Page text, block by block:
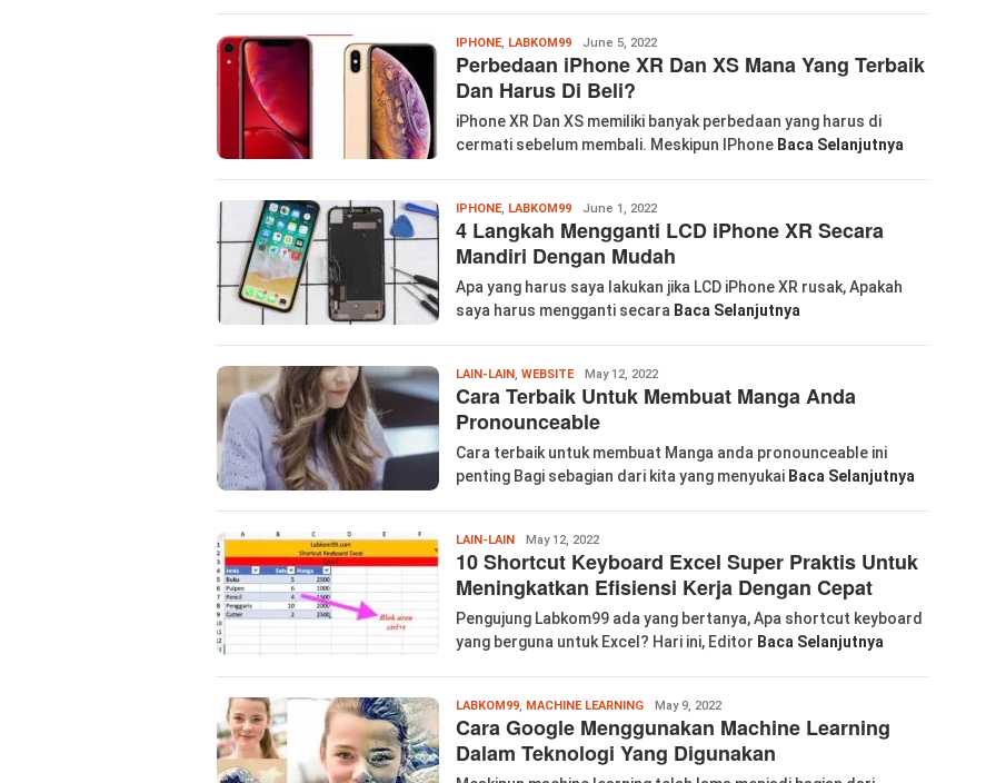
IPHONE, LABKOM99Wanglu
Piao
June 5, 2022
Perbedaan iPhone XR Dan XS Mana Yang Terbaik
Dan Harus Di Beli?
iPhone XR Dan XS memiliki banyak perbedaan yang harus di
cermati sebelum membali. Meskipun IPhone Baca Selanjutnya
IPHONE, LABKOM99Wanglu
Piao
June 1, 2022
4 Langkah Mengganti LCD iPhone XR Secara
Mandiri Dengan Mudah
Apa yang harus saya lakukan jika LCD iPhone XR rusak, Apakah
saya harus mengganti secara Baca Selanjutnya
LAIN-LAIN, WEBSITEWanglu
Piao
May 12, 2022
Cara Terbaik Untuk Membuat Manga Anda
Pronounceable
Cara terbaik untuk membuat Manga anda pronounceable ini
penting Bagi sebagian dari kita yang menyukai Baca Selanjutnya
LAIN-LAINWanglu
Piao
May 12, 2022
10 Shortcut Keyboard Excel Super Praktis Untuk
Meningkatkan Efisiensi Kerja Dengan Cepat
Pengujung Labkom99 ada yang bertanya, Apa shortcut keyboard
yang berguna untuk Excel? Hari ini, Editor Baca Selanjutnya
LABKOM99, MACHINE LEARNINGWanglu
Piao
May 9, 2022
Cara Google Menggunakan Machine Learning
Dalam Teknologi Yang Digunakan